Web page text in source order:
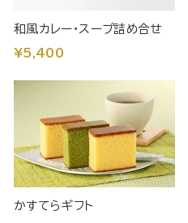
和風カレー・スープ詰め合せ
¥5,400
かすてらギフト